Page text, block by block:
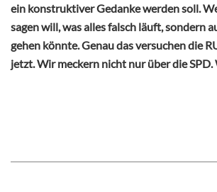
ein konstruktiver Gedanke werden soll.
sagen will, was alles falsch läuft, sondern
gehen könnte. Genau das versuchen die
jetzt. Wir meckern nicht nur über die